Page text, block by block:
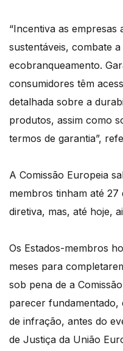
“Incentiva as empresas
sustentáveis, combate
ecobranqueamento.
consumidores têm
detalhada sobre a
produtos, assim como
termos de garantia”,
A Comissão Europeia
membros tinham até
diretiva, mas, até hoje,
Os Estados-membros
meses para
sob pena de a
parecer fundamentado,
de infração, antes do
de Justiça da União